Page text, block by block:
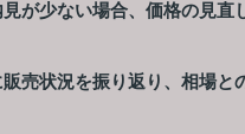
が少ない場合、価格の見直
売状況を振り返り、相場と